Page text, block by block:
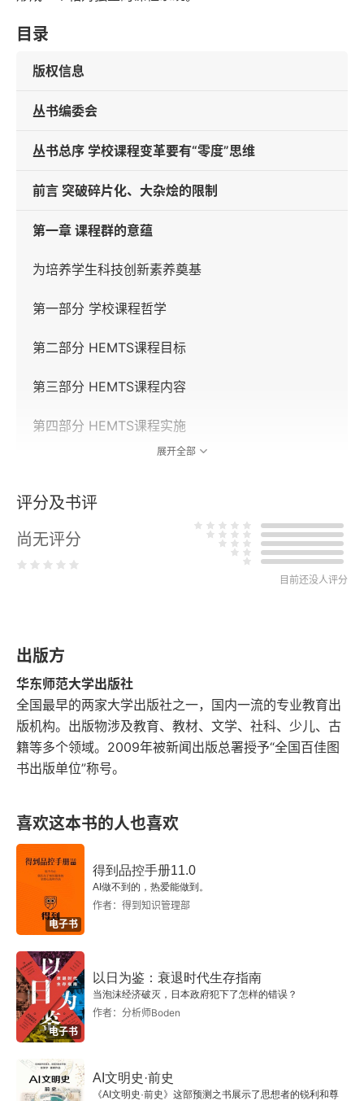
目录
版权信息
丛书编委会
丛书总序 学校课程变革要有“零度”思维
前言 突破碎片化、大杂烩的限制
第一章 课程群的意蕴
为培养学生科技创新素养奠基
第一部分 学校课程哲学
第二部分 HEMTS课程目标
第三部分 HEMTS课程内容
第四部分 HEMTS课程实施
第一部分 学校课程哲学
第二部分 学校课程目标
第五部分 学校课程管理
第二章 课程群的逻辑
每一个儿童都是快乐的“爱弥儿”
为孩子的人生增添一抹亮色
第一部分 学校课程哲学
第二部分 学校课程目标
第三部分 学校课程体系
第四部分 学校课程实施
第三章 课程群的姿态
让每一个孩子成为纯洁、智慧的“小海豚”
第二部分 学校课程目标
展开全部
评分及书评
尚无评分
目前还没人评分
出版方
华东师范大学出版社
全国最早的两家大学出版社之一，国内一流的专业教育出
版机构。出版物涉及教育、教材、文学、社科、少儿、古
籍等多个领域。2009年被新闻出版总署授予“全国百佳图
书出版单位”称号。
喜欢这本书的人也喜欢
电子书
得到品控手册11.0
AI做不到的，热爱能做到。
作者：得到知识管理部
电子书
以日为鉴：衰退时代生存指南
当泡沫经济破灭，日本政府犯下了怎样的错误？
作者：分析师Boden
AI文明史·前史
《AI文明史·前史》这部预测之书展示了思想者的锐利和尊